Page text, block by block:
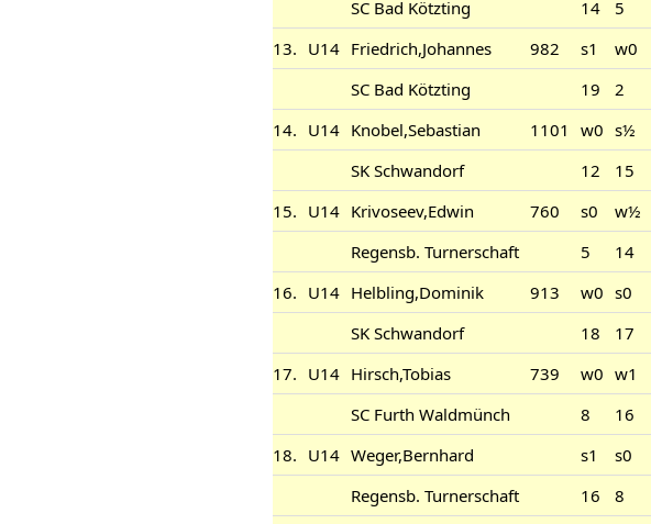
SC Bad Kötzting
14 5
13. U14 Friedrich,Johannes 982 s1 w0
SC Bad Kötzting
19 2
14. U14 Knobel,Sebastian 1101 w0 s½
SK Schwandorf
12 15
15. U14 Krivoseev,Edwin 760 s0 w½
Regensb. Turnerschaft
5 14
16. U14 Helbling,Dominik 913 w0 s0
SK Schwandorf
18 17
17. U14 Hirsch,Tobias 739 w0 w1
SC Furth Waldmünch
8 16
18. U14 Weger,Bernhard s1 s0
Regensb. Turnerschaft
16 8